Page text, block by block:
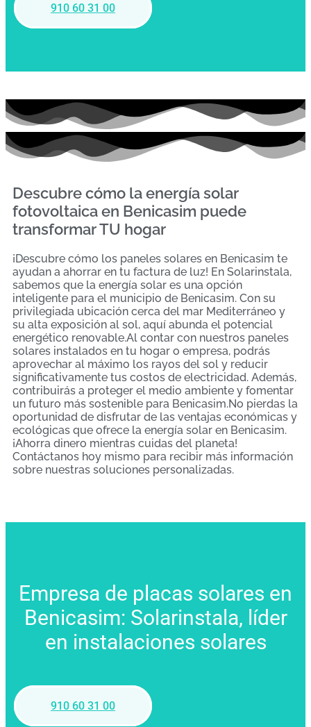
910 60 31 00
Descubre cómo la energía solar
fotovoltaica en Benicasim puede
transformar TU hogar
¡Descubre cómo los paneles solares en Benicasim te
ayudan a ahorrar en tu factura de luz! En Solarinstala,
sabemos que la energía solar es una opción
inteligente para el municipio de Benicasim. Con su
privilegiada ubicación cerca del mar Mediterráneo y
su alta exposición al sol, aquí abunda el potencial
energético renovable.Al contar con nuestros paneles
solares instalados en tu hogar o empresa, podrás
aprovechar al máximo los rayos del sol y reducir
significativamente tus costos de electricidad. Además,
contribuirás a proteger el medio ambiente y fomentar
un futuro más sostenible para Benicasim.No pierdas la
oportunidad de disfrutar de las ventajas económicas y
ecológicas que ofrece la energía solar en Benicasim.
¡Ahorra dinero mientras cuidas del planeta!
Contáctanos hoy mismo para recibir más información
sobre nuestras soluciones personalizadas.
Empresa de placas solares en
Benicasim: Solarinstala, líder
en instalaciones solares
910 60 31 00